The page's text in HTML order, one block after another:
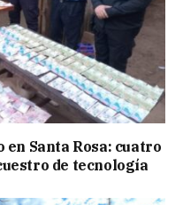
Santa Rosa: cuatro
de tecnología